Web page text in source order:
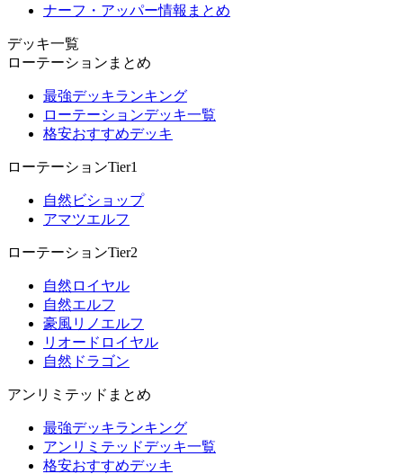
ナーフ・アッパー情報まとめ
デッキ一覧
ローテーションまとめ
最強デッキランキング
ローテーションデッキ一覧
格安おすすめデッキ
ローテーションTier1
自然ビショップ
アマツエルフ
ローテーションTier2
自然ロイヤル
自然エルフ
豪風リノエルフ
リオードロイヤル
自然ドラゴン
アンリミテッドまとめ
最強デッキランキング
アンリミテッドデッキ一覧
格安おすすめデッキ